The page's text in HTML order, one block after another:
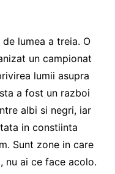
lumea a treia. O
un campionat
lumii asupra
a fost un razboi
albi si negri, iar
in constiinta
Sunt zone in care
nu ai ce face acolo.